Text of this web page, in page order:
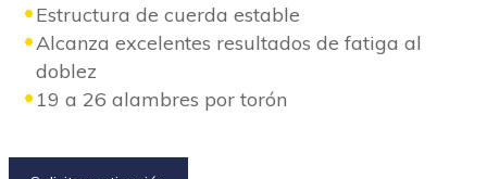
Estructura de cuerda estable
Alcanza excelentes resultados de fatiga al
doblez
19 a 26 alambres por torón